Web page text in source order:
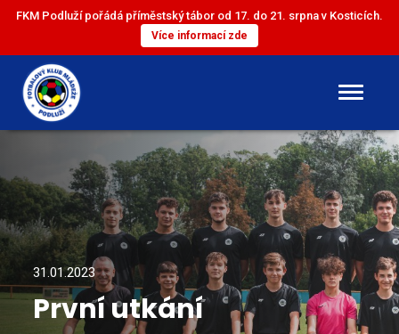
FKM Podluží pořádá příměstský tábor od 17. do 21. srpna v Kosticích.
Více informací zde
DOROST
ST. ŽÁCI
ML. ŽÁCI
ST. PŘÍPRAVKA
31.01.2023
První utkání